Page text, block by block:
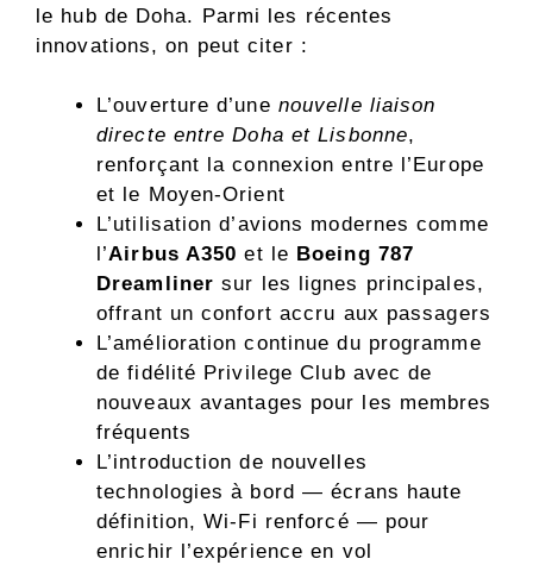
le hub de Doha. Parmi les récentes
innovations, on peut citer :
L’ouverture d’une nouvelle liaison
directe entre Doha et Lisbonne,
renforçant la connexion entre l’Europe
et le Moyen-Orient
L’utilisation d’avions modernes comme
l’Airbus A350 et le Boeing 787
Dreamliner sur les lignes principales,
offrant un confort accru aux passagers
L’amélioration continue du programme
de fidélité Privilege Club avec de
nouveaux avantages pour les membres
fréquents
L’introduction de nouvelles
technologies à bord — écrans haute
définition, Wi-Fi renforcé — pour
enrichir l’expérience en vol